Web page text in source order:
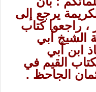
يرجع إلى
، راجعوا كتاب
الشيخ أبي
ابن أبي
القيم في
الجاحظ .